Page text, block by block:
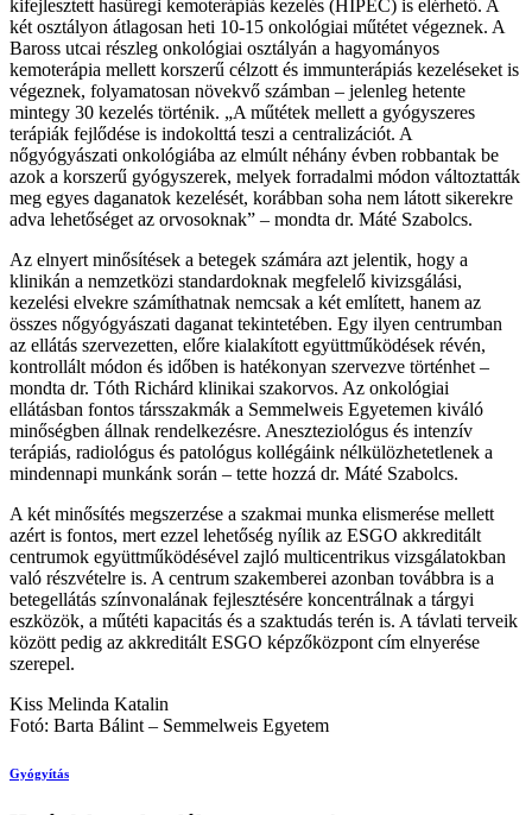
kifejlesztett hasüregi kemoterápiás kezelés (HIPEC) is elérhető. A
két osztályon átlagosan heti 10-15 onkológiai műtétet végeznek. A
Baross utcai részleg onkológiai osztályán a hagyományos
kemoterápia mellett korszerű célzott és immunterápiás kezeléseket is
végeznek, folyamatosan növekvő számban – jelenleg hetente
mintegy 30 kezelés történik. „A műtétek mellett a gyógyszeres
terápiák fejlődése is indokolttá teszi a centralizációt. A
nőgyógyászati onkológiába az elmúlt néhány évben robbantak be
azok a korszerű gyógyszerek, melyek forradalmi módon változtatták
meg egyes daganatok kezelését, korábban soha nem látott sikerekre
adva lehetőséget az orvosoknak” – mondta dr. Máté Szabolcs.
Az elnyert minősítések a betegek számára azt jelentik, hogy a
klinikán a nemzetközi standardoknak megfelelő kivizsgálási,
kezelési elvekre számíthatnak nemcsak a két említett, hanem az
összes nőgyógyászati daganat tekintetében. Egy ilyen centrumban
az ellátás szervezetten, előre kialakított együttműködések révén,
kontrollált módon és időben is hatékonyan szervezve történhet –
mondta dr. Tóth Richárd klinikai szakorvos. Az onkológiai
ellátásban fontos társszakmák a Semmelweis Egyetemen kiváló
minőségben állnak rendelkezésre. Aneszteziológus és intenzív
terápiás, radiológus és patológus kollégáink nélkülözhetetlenek a
mindennapi munkánk során – tette hozzá dr. Máté Szabolcs.
A két minősítés megszerzése a szakmai munka elismerése mellett
azért is fontos, mert ezzel lehetőség nyílik az ESGO akkreditált
centrumok együttműködésével zajló multicentrikus vizsgálatokban
való részvételre is. A centrum szakemberei azonban továbbra is a
betegellátás színvonalának fejlesztésére koncentrálnak a tárgyi
eszközök, a műtéti kapacitás és a szaktudás terén is. A távlati terveik
között pedig az akkreditált ESGO képzőközpont cím elnyerése
szerepel.
Kiss Melinda Katalin
Fotó: Barta Bálint – Semmelweis Egyetem
Gyógyítás